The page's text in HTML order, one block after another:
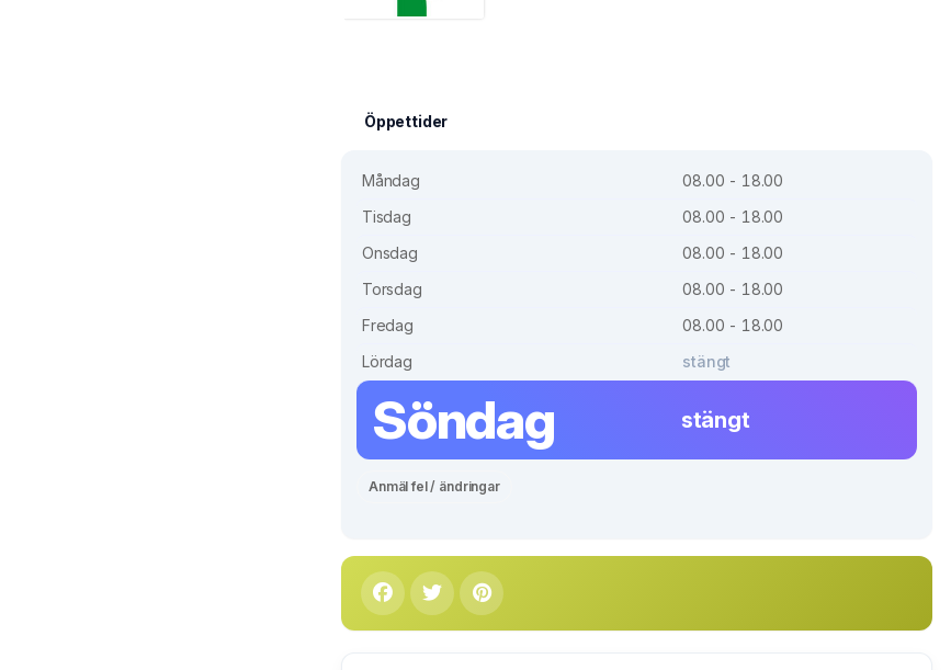
Öppettider
Måndag
08.00 - 18.00
Tisdag
08.00 - 18.00
Onsdag
08.00 - 18.00
Torsdag
08.00 - 18.00
Fredag
08.00 - 18.00
Lördag
stängt
Söndag stängt
Anmäl fel / ändringar